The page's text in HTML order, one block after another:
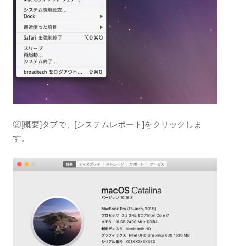
②[概要]タブで、[システムレポート]をクリックしま
す。